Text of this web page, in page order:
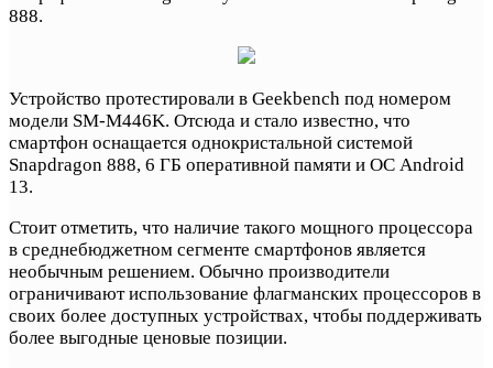
888.
Устройство протестировали в Geekbench под номером
модели SM-M446K. Отсюда и стало известно, что
смартфон оснащается однокристальной системой
Snapdragon 888, 6 ГБ оперативной памяти и ОС Android
13.
Стоит отметить, что наличие такого мощного процессора
в среднебюджетном сегменте смартфонов является
необычным решением. Обычно производители
ограничивают использование флагманских процессоров в
своих более доступных устройствах, чтобы поддерживать
более выгодные ценовые позиции.